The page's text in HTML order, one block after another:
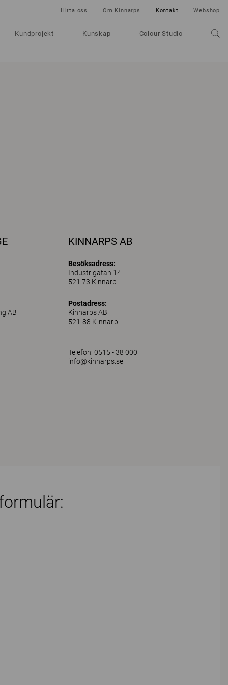
Kundprojekt Kunskap Colour Studio
Hitta oss Om Kinnarps Kontakt Webshop
AB
KINNARPS AB
Besöksadress:
Industrigatan 14
521 73 Kinnarp
Postadress:
Kinnarps AB
521 88 Kinnarp
Telefon: 0515 - 38 000
info@kinnarps.se